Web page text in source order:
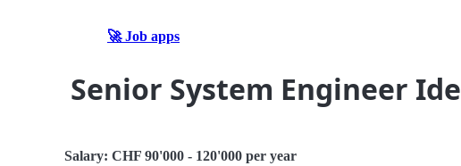
🚀 Job apps
Senior System Engineer
Salary: CHF 90'000 - 120'000 per year